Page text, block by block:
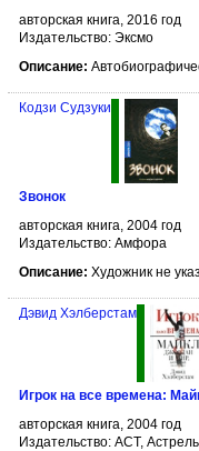
авторская книга, 2016 год
Издательство: Эксмо
Описание:
Кодзи Судзуки
Звонок
авторская книга, 2004 год
Издательство: Амфора
Описание: Художник не
Дэвид Хэлберстам
Игрок на все времена:
авторская книга, 2004 год
Издательство: АСТ, Астрель